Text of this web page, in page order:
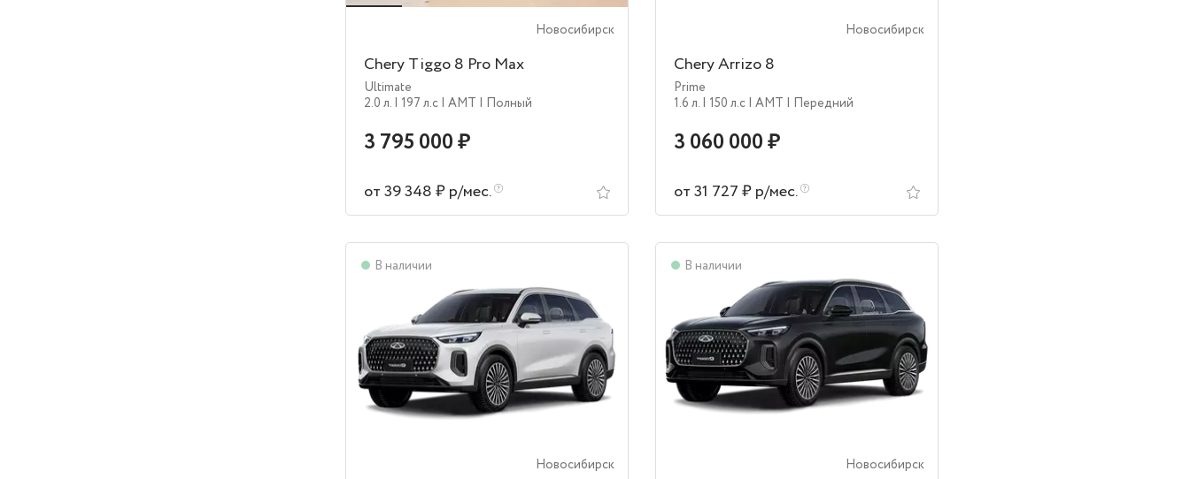
Новосибирск
Chery Tiggo 8 Pro Max
Ultimate
2.0 л. | 197 л.c | AMT | Полный
3 795 000 ₽
от 39 348 ₽ р/мес.
Новосибирск
Chery Arrizo 8
Prime
1.6 л. | 150 л.c | AMT | Передний
3 060 000 ₽
от 31 727 ₽ р/мес.
В наличии
Новосибирск
В наличии
Новосибирск